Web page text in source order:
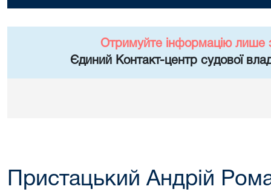
Отримуйте інформацію лише
Єдиний Контакт-центр судової
Пристацький Андрій